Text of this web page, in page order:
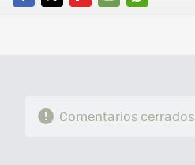
FACEBOOK
TWITTERFLIPBOARD
E-
WHATSAPP
Comentarios cerrados